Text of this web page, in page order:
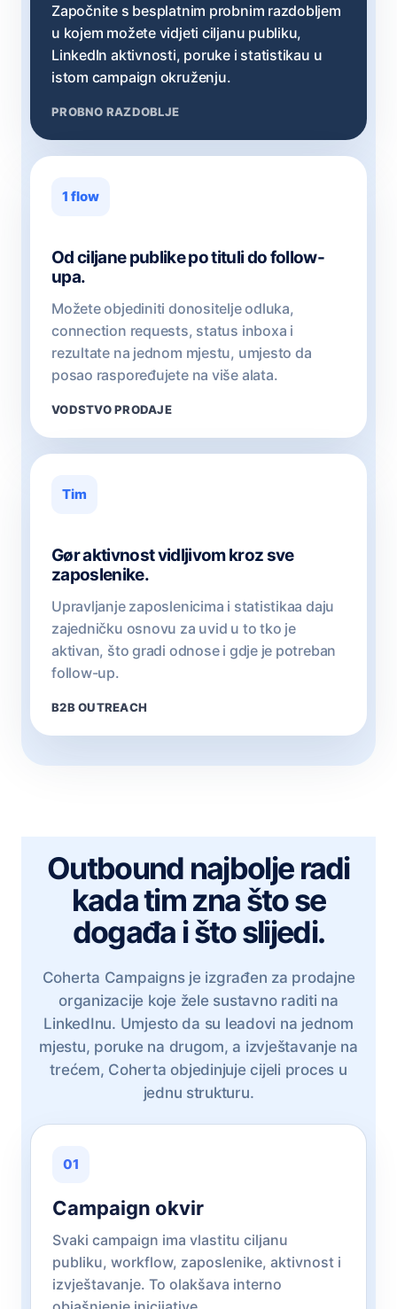
Započnite s besplatnim probnim razdobljem
u kojem možete vidjeti ciljanu publiku,
LinkedIn aktivnosti, poruke i statistikau u
istom campaign okruženju.
PROBNO RAZDOBLJE
1 flow
Od ciljane publike po tituli do follow-
upa.
Možete objediniti donositelje odluka,
connection requests, status inboxa i
rezultate na jednom mjestu, umjesto da
posao raspoređujete na više alata.
VODSTVO PRODAJE
Tim
Gør aktivnost vidljivom kroz sve
zaposlenike.
Upravljanje zaposlenicima i statistikaa daju
zajedničku osnovu za uvid u to tko je
aktivan, što gradi odnose i gdje je potreban
follow-up.
B2B OUTREACH
Outbound najbolje radi
kada tim zna što se
događa i što slijedi.
Coherta Campaigns je izgrađen za prodajne
organizacije koje žele sustavno raditi na
LinkedInu. Umjesto da su leadovi na jednom
mjestu, poruke na drugom, a izvještavanje na
trećem, Coherta objedinjuje cijeli proces u
jednu strukturu.
01
Campaign okvir
Svaki campaign ima vlastitu ciljanu
publiku, workflow, zaposlenike, aktivnost i
izvještavanje. To olakšava interno